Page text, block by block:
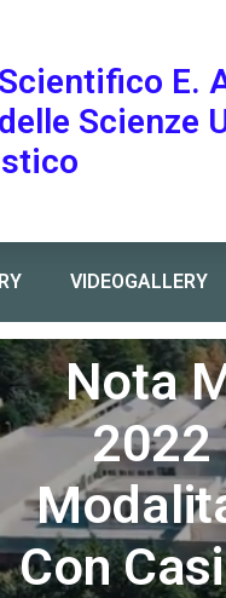
E.
Scienze
VIDEOGALLERY
03-2022 –
Nota
2022
Con